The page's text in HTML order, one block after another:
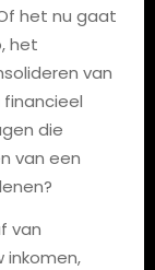
het nu gaat
het
van
die
van een
van
inkomen,